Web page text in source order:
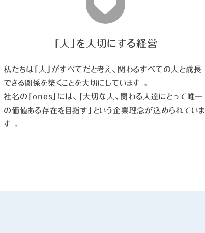
「人」を大切にする経営
私たちは「人」がすべてだと考え、関わるすべての人と成長
できる関係を築くことを大切にしています 。
社名の「ones」には、「大切な人、関わる人達にとって唯一
の価値ある存在を目指す」という企業理念が込められていま
す 。